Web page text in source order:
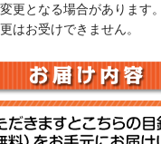
更となる場合があります。
はお受けできません。